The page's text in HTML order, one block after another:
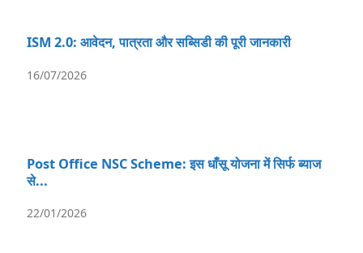
ISM 2.0: आवेदन, पात्रता और सब्सिडी की पूरी जानकारी
16/07/2026
Post Office NSC Scheme: इस धाँसू योजना में सिर्फ ब्याज
से...
22/01/2026